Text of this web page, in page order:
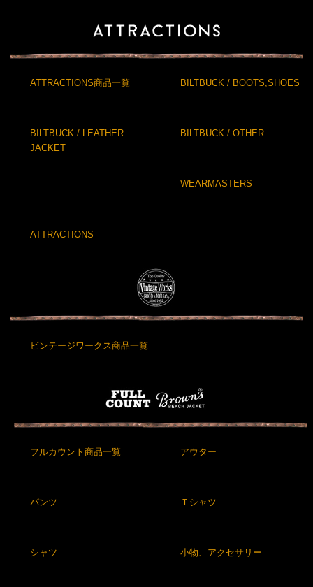
ATTRACTIONS商品一覧 BILTBUCK / BOOTS,SHOES
BILTBUCK / LEATHER
JACKET
BILTBUCK / OTHER
WEARMASTERS
ATTRACTIONS
ビンテージワークス商品一覧
フルカウント商品一覧 アウター
パンツ Ｔシャツ
シャツ 小物、アクセサリー